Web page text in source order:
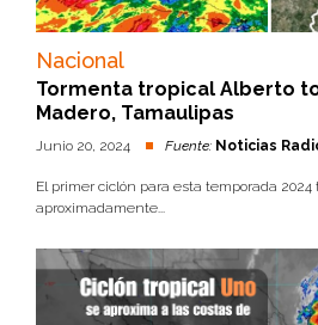
Nacional
Tormenta tropical Alberto
Madero, Tamaulipas
Junio 20, 2024 Fuente: Noticias
El primer ciclón para esta temporada 2024
aproximadamente...